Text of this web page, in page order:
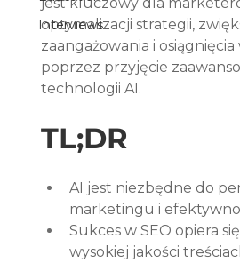
Interviews
optymalizacji strategii,
zaangażowania i
poprzez przyjęcie
technologii AI.
TL;DR
AI jest niezbędne do
marketingu i
Sukces w SEO opiera
wysokiej jakości